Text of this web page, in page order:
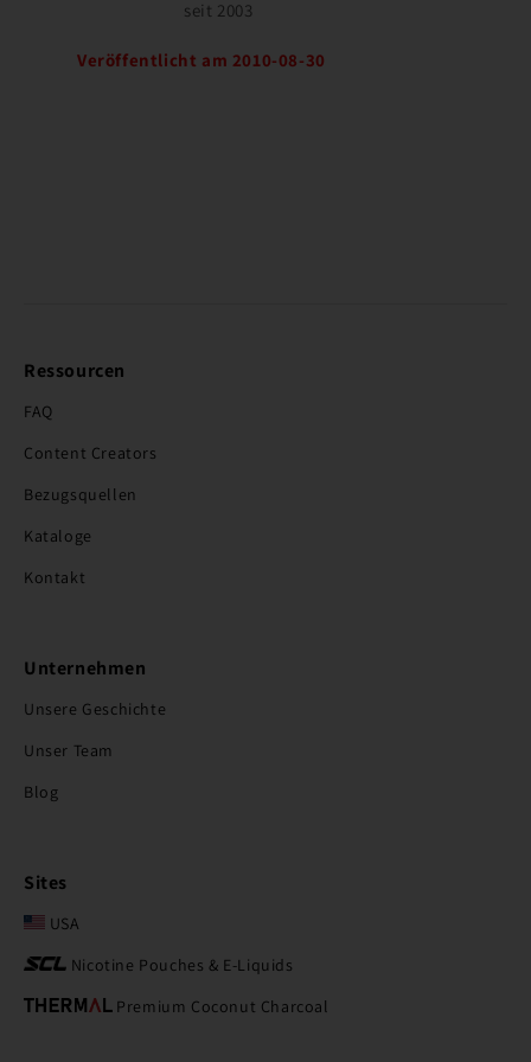
seit 2003
Veröffentlicht am 2010-08-30
Ressourcen
FAQ
Content Creators
Bezugsquellen
Kataloge
Kontakt
Unternehmen
Unsere Geschichte
Unser Team
Blog
Sites
USA
Nicotine Pouches & E-Liquids
Premium Coconut Charcoal